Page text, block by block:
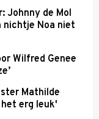
Johnny de Mol
nichtje Noa niet
Wilfred Genee
Mathilde
erg leuk'